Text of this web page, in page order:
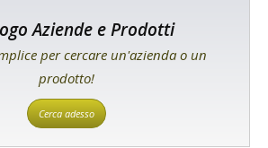
Aziende e Prodotti
per cercare un'azienda o un
prodotto!
Cerca adesso